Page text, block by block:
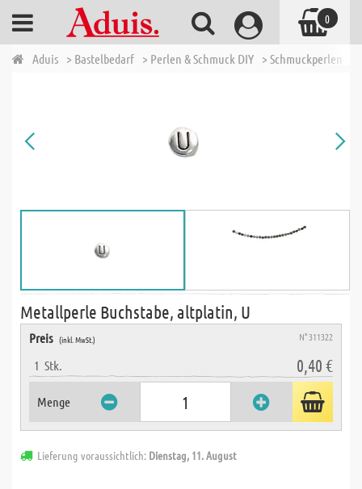
Aduis > Bastelbedarf > Perlen & Schmuck DIY > Schmuckperlen
Metallperle Buchstabe, altplatin, U
Preis (inkl. MwSt.) N° 311322
1 Stk. 0,40 €
Menge
Lieferung voraussichtlich: Dienstag, 11. August
0